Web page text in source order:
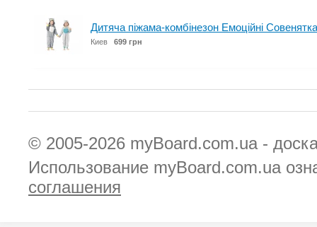
Дитяча піжама-комбінезон Емоційні Совенятка
Киев 699 грн
© 2005-2026 myBoard.com.ua -
Использование myBoard.com.ua
соглашения